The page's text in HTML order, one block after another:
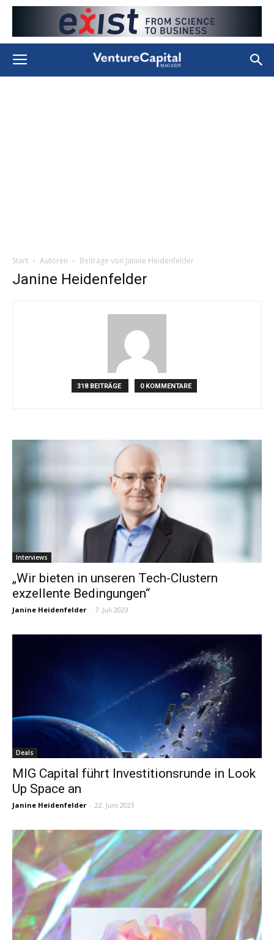
Start Autoren Beiträge von Janine Heidenfelder
Janine Heidenfelder
318 BEITRÄGE 0 KOMMENTARE
Interviews
„Wir bieten in unseren Tech-Clustern
exzellente Bedingungen“
Janine Heidenfelder - 7. Juli 2023
Deals
MIG Capital führt Investitionsrunde in Look
Up Space an
Janine Heidenfelder - 22. Juni 2023